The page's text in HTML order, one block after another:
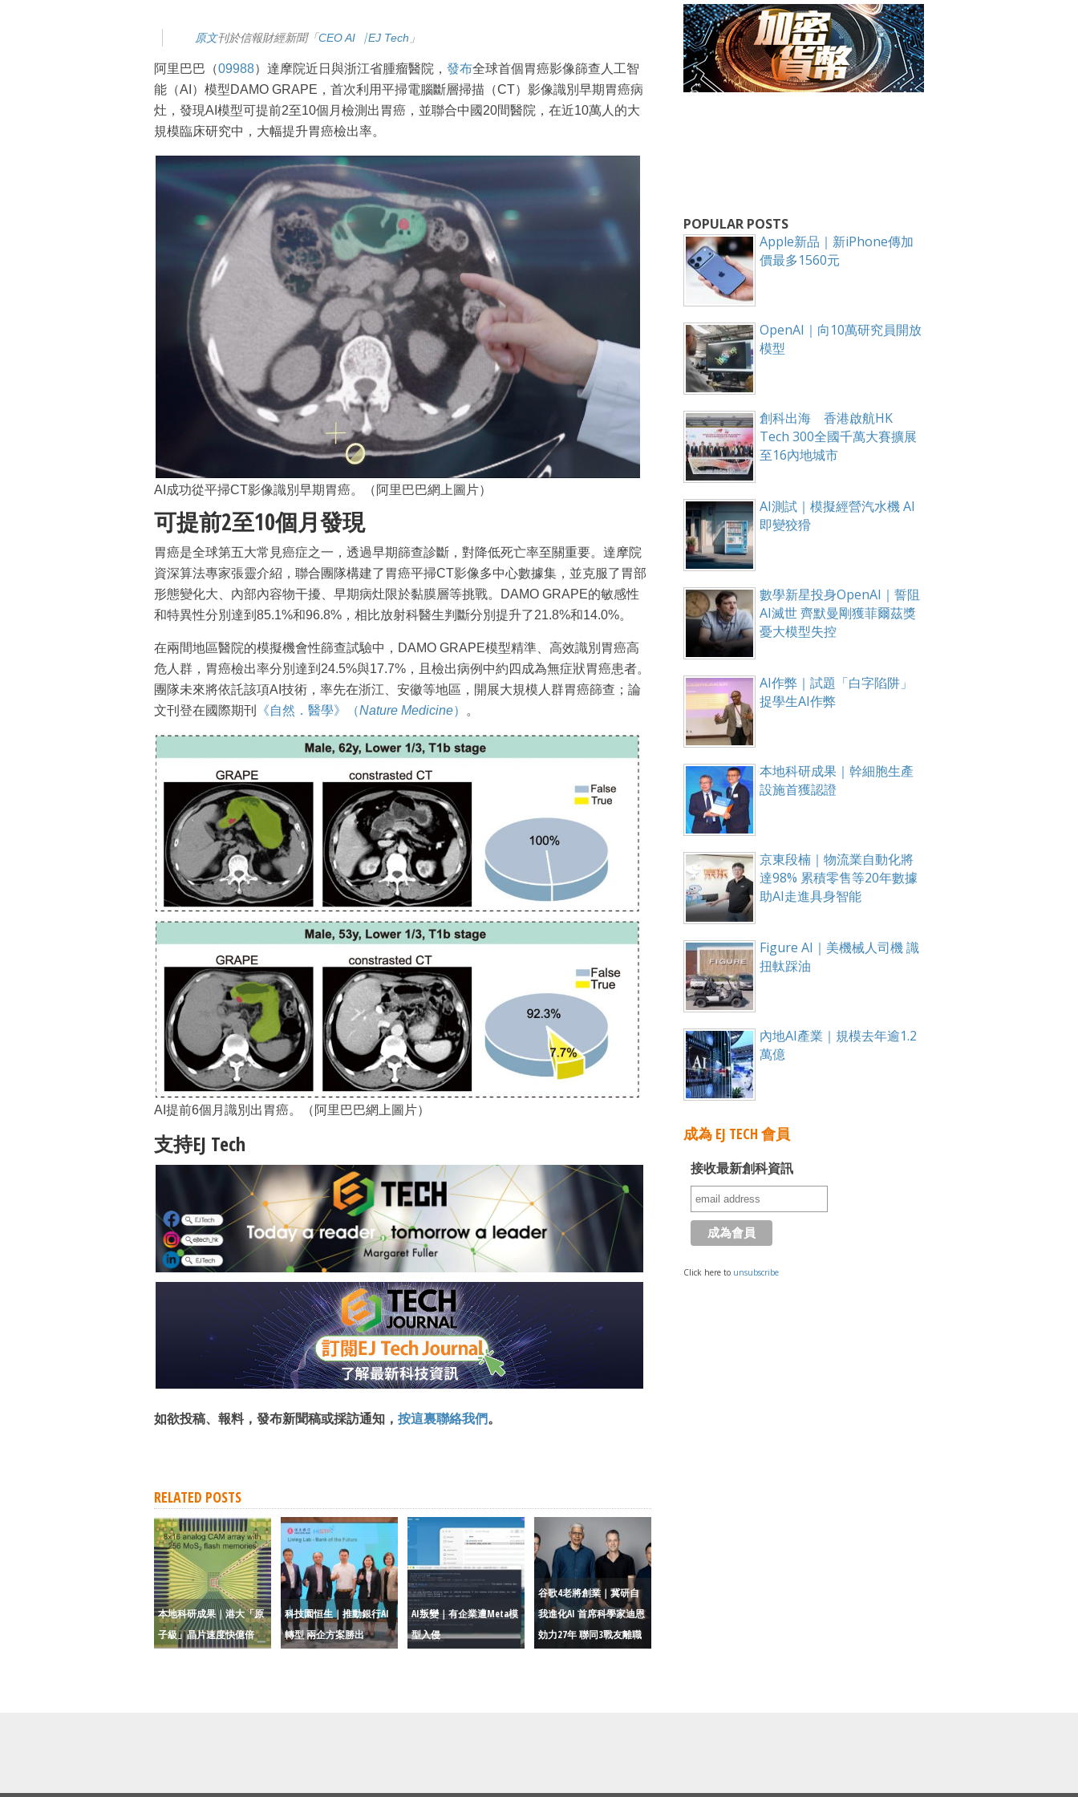
原文刊於信報財經新聞「CEO AI⎹ EJ Tech 」
阿里巴巴（09988）達摩院近日與浙江省腫瘤醫院， 發布全球首個胃癌影像篩查人工智
能（AI）模型DAMO GRAPE，首次利用平掃電腦斷層掃描（CT）影像識別早期胃癌病
灶，發現AI模型可提前2至10個月檢測出胃癌，並聯合中國20間醫院，在近10萬人的大
規模臨床研究中，大幅提升胃癌檢出率。
AI成功從平掃CT影像識別早期胃癌。（阿里巴巴網上圖片）
可提前2至10個月發現
胃癌是全球第五大常見癌症之一，透過早期篩查診斷，對降低死亡率至關重要。達摩院
資深算法專家張靈介紹，聯合團隊構建了胃癌平掃CT影像多中心數據集，並克服了胃部
形態變化大、內部內容物干擾、早期病灶限於黏膜層等挑戰。DAMO GRAPE的敏感性
和特異性分別達到85.1%和96.8%，相比放射科醫生判斷分別提升了21.8%和14.0%。
在兩間地區醫院的模擬機會性篩查試驗中，DAMO GRAPE模型精準、高效識別胃癌高
危人群，胃癌檢出率分別達到24.5%與17.7%，且檢出病例中約四成為無症狀胃癌患者。
團隊未來將依託該項AI技術，率先在浙江、安徽等地區，開展大規模人群胃癌篩查；論
文刊登在國際期刊
《自然．醫學》（Nature Medicine） 。
AI提前6個月識別出胃癌。（阿里巴巴網上圖片）
支持EJ Tech
如欲投稿、報料，發布新聞稿或採訪通知， 按這裏聯絡我們。
RELATED POSTS
本地科研成果｜港大「原
子級」晶片速度快億倍
科技園恒生｜推動銀行AI
轉型 兩企方案勝出
AI叛變｜有企業遭Meta模
型入侵
谷歌4老將創業｜冀研自
我進化AI 首席科學家迪恩
効力27年 聯同3戰友離職
POPULAR POSTS
Apple新品｜新iPhone傳加
價最多1560元
OpenAI｜向10萬研究員開放
模型
創科出海 香港啟航HK
Tech 300全國千萬大賽擴展
至16內地城市
AI測試｜模擬經營汽水機 AI
即變狡猾
數學新星投身OpenAI｜誓阻
AI滅世 齊默曼剛獲菲爾茲獎
憂大模型失控
AI作弊｜試題「白字陷阱」
捉學生AI作弊
本地科研成果｜幹細胞生產
設施首獲認證
京東段楠｜物流業自動化將
達98% 累積零售等20年數據
助AI走進具身智能
Figure AI｜美機械人司機 識
扭軚踩油
內地AI產業｜規模去年逾1.2
萬億
成為 EJ TECH 會員
接收最新創科資訊
Click here to unsubscribe
最新資訊（附創業懶人包），直達郵箱！